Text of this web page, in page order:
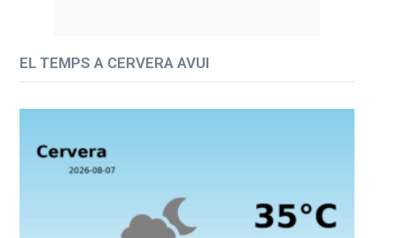
EL TEMPS A CERVERA AVUI